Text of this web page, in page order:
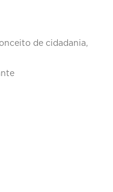
de cidadania,